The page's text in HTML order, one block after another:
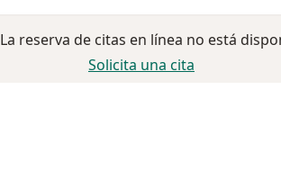
La reserva de citas en línea no está
Solicita una cita